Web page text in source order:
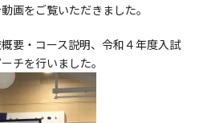
画をご覧いただきました。
要・コース説明、令和４年度入試
チを行いました。